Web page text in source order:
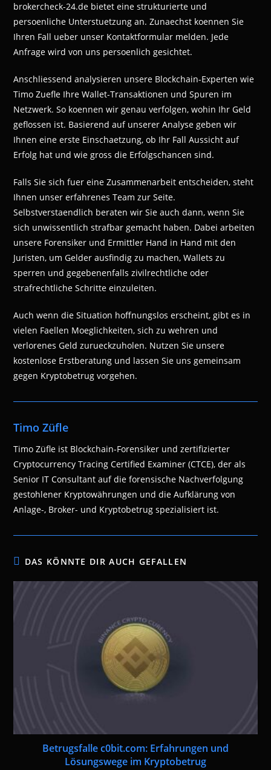
brokercheck-24.de bietet eine strukturierte und
persoenliche Unterstuetzung an. Zunaechst koennen Sie
Ihren Fall ueber unser Kontaktformular melden. Jede
Anfrage wird von uns persoenlich gesichtet.
Anschliessend analysieren unsere Blockchain-Experten wie
Timo Zuefle Ihre Wallet-Transaktionen und Spuren im
Netzwerk. So koennen wir genau verfolgen, wohin Ihr Geld
geflossen ist. Basierend auf unserer Analyse geben wir
Ihnen eine erste Einschaetzung, ob Ihr Fall Aussicht auf
Erfolg hat und wie gross die Erfolgschancen sind.
Falls Sie sich fuer eine Zusammenarbeit entscheiden, steht
Ihnen unser erfahrenes Team zur Seite.
Selbstverstaendlich beraten wir Sie auch dann, wenn Sie
sich unwissentlich strafbar gemacht haben. Dabei arbeiten
unsere Forensiker und Ermittler Hand in Hand mit den
Juristen, um Gelder ausfindig zu machen, Wallets zu
sperren und gegebenenfalls zivilrechtliche oder
strafrechtliche Schritte einzuleiten.
Auch wenn die Situation hoffnungslos erscheint, gibt es in
vielen Faellen Moeglichkeiten, sich zu wehren und
verlorenes Geld zurueckzuholen. Nutzen Sie unsere
kostenlose Erstberatung und lassen Sie uns gemeinsam
gegen Kryptobetrug vorgehen.
Timo Züfle
Timo Züfle ist Blockchain-Forensiker und zertifizierter
Cryptocurrency Tracing Certified Examiner (CTCE), der als
Senior IT Consultant auf die forensische Nachverfolgung
gestohlener Kryptowährungen und die Aufklärung von
Anlage-, Broker- und Kryptobetrug spezialisiert ist.
DAS KÖNNTE DIR AUCH GEFALLEN
Betrugsfalle c0bit.com: Erfahrungen und
Lösungswege im Kryptobetrug